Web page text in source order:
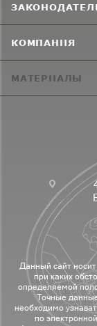
КОМПАНИЯ
МАТЕРИАЛЫ
Данный сайт
при каких
определяемой
Точные
необходимо
по